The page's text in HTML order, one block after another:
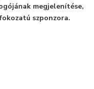
megjelenítése,
szponzora.